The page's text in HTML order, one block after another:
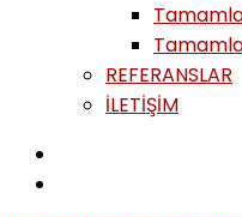
REFERANSLAR
İLETİŞİM